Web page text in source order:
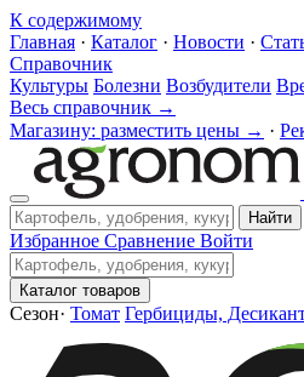
К содержимому
Главная · Каталог · Новости ·
Справочник
Культуры Болезни Возбудители
Весь справочник →
Магазину: разместить цены → ·
Найти
Избранное Сравнение Войти
Каталог товаров
Сезон· Томат Гербициды,